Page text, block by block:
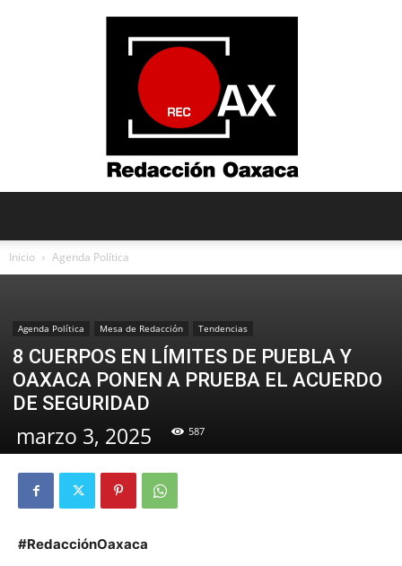
Inicio Agenda Política
Agenda Política Mesa de Redacción Tendencias
8 CUERPOS EN LÍMITES DE PUEBLA Y
OAXACA PONEN A PRUEBA EL ACUERDO
DE SEGURIDAD
marzo 3, 2025 587
#RedacciónOaxaca